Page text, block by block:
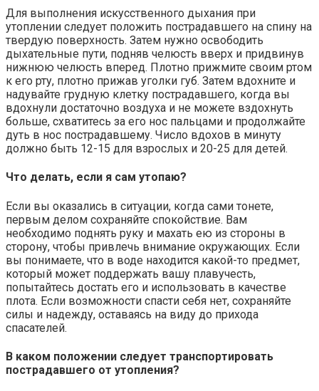
Для выполнения искусственного дыхания при
утоплении следует положить пострадавшего на спину на
твердую поверхность. Затем нужно освободить
дыхательные пути, подняв челюсть вверх и придвинув
нижнюю челюсть вперед. Плотно прижмите своим ртом
к его рту, плотно прижав уголки губ. Затем вдохните и
надувайте грудную клетку пострадавшего, когда вы
вдохнули достаточно воздуха и не можете вздохнуть
больше, схватитесь за его нос пальцами и продолжайте
дуть в нос пострадавшему. Число вдохов в минуту
должно быть 12-15 для взрослых и 20-25 для детей.
Что делать, если я сам утопаю?
Если вы оказались в ситуации, когда сами тонете,
первым делом сохраняйте спокойствие. Вам
необходимо поднять руку и махать ею из стороны в
сторону, чтобы привлечь внимание окружающих. Если
вы понимаете, что в воде находится какой-то предмет,
который может поддержать вашу плавучесть,
попытайтесь достать его и использовать в качестве
плота. Если возможности спасти себя нет, сохраняйте
силы и надежду, оставаясь на виду до прихода
спасателей.
В каком положении следует транспортировать
пострадавшего от утопления?